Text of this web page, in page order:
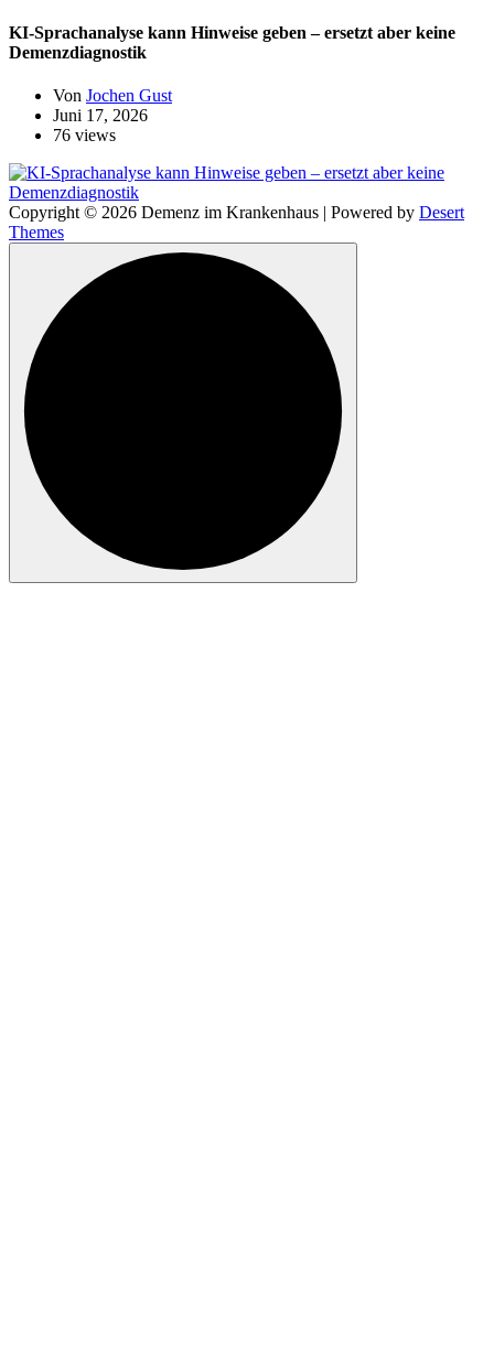
KI-Sprachanalyse kann Hinweise geben – ersetzt aber keine
Demenzdiagnostik
Von Jochen Gust
Juni 17, 2026
76 views
Copyright © 2026 Demenz im Krankenhaus | Powered by Desert
Themes